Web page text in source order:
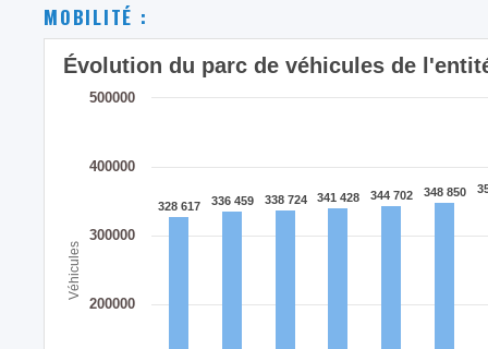
MOBILITÉ :
Véhicules
Évolution du parc de véhicules de
200000
300000
400000
500000
328 617
328 617 336 459
336 459 338 724
338 724 341 428
341 428 344 702
344 702 348 850
348 850